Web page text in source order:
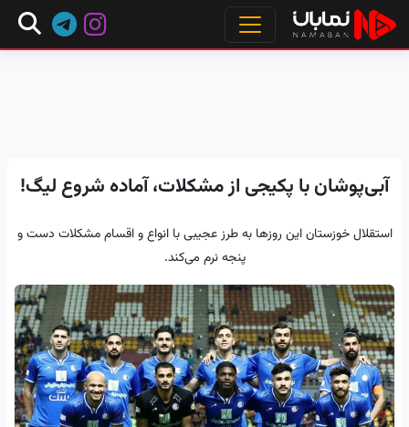
آبی‌پوشان با پکیجی از مشکلات، آماده شروع لیگ!
استقلال خوزستان این روزها به طرز عجیبی با انواع و اقسام مشکلات دست و
پنجه نرم می‌کند.